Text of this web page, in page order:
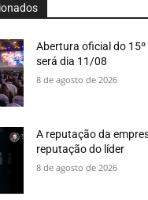
Abertura oficial do
será dia 11/08
8 de agosto de 2026
A reputação da
reputação do líder
8 de agosto de 2026